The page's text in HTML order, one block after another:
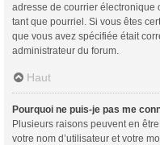
adresse de courrier électronique
tant que pourriel. Si vous êtes
que vous avez spécifiée était
administrateur du forum.
Haut
Pourquoi ne puis-je pas me
Plusieurs raisons peuvent en
votre nom d’utilisateur et votre